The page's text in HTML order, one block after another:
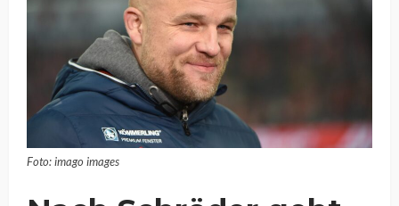
Foto: imago images